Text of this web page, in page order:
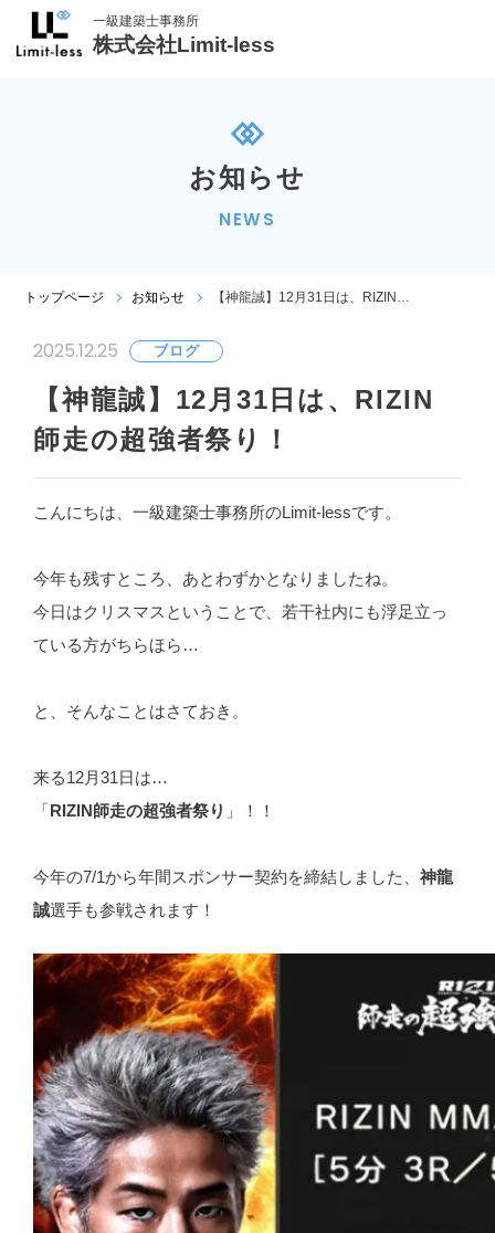
一級建築士事務所
株式会社Limit-less
お知らせ
NEWS
トップページ お知らせ
2025.12.25 ブログ
【神龍誠】12月31日は、RIZIN
師走の超強者祭り！
こんにちは、一級建築士事務所のLimit-lessです。
今年も残すところ、あとわずかとなりましたね。
今日はクリスマスということで、若干社内にも浮足立っ
ている方がちらほら…
と、そんなことはさておき。
来る12月31日は…
「RIZIN師走の超強者祭り 」！！
今年の7/1から年間スポンサー契約を締結しました、神龍
誠選手も参戦されます！